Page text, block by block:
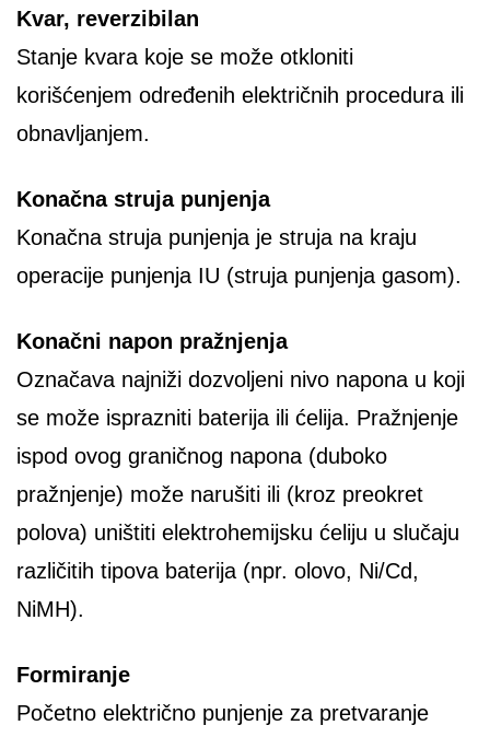
Kvar, reverzibilan
Stanje kvara koje se može otkloniti
korišćenjem određenih električnih procedura ili
obnavljanjem.
Konačna struja punjenja
Konačna struja punjenja je struja na kraju
operacije punjenja IU (struja punjenja gasom).
Konačni napon pražnjenja
Označava najniži dozvoljeni nivo napona u koji
se može isprazniti baterija ili ćelija. Pražnjenje
ispod ovog graničnog napona (duboko
pražnjenje) može narušiti ili (kroz preokret
polova) uništiti elektrohemijsku ćeliju u slučaju
različitih tipova baterija (npr. olovo, Ni/Cd,
NiMH).
Formiranje
Početno električno punjenje za pretvaranje